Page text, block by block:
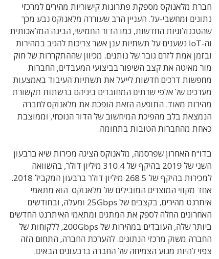
חברת מלאנוקס מספקת פתרונות קישוריות מהירים למרכזי
נתונים ומחשבי-על. העניין הרב שעוררה מלאנוקס נבע מכך
שהטכנולוגיות החדשות, כמו הדור החמישי, הבינה המלאכותית
וה-IoT נשענים על תשתיות ענן אשר צריכות להגיב במהירות
ובזמן אמת לזרם גובר של נותנים. מכיוון שההתקררות של חוק
מור מאיטה את קצב השיפור בביצועי המעבדים, החברות
מחפשות דרכים חדשות לייעל את תשתיות העיבוד באמצעות
מערכים של אלפי שרתים המחוברים ביניהם ברשתות תקשורת
מהירות מאוד. התופעה הזאת הופכת את מלאנוקס לחברה
הנמצאת בלב מהפיכת המיחשוב של הדור הנוכחי, וממוצבת
כאחת מהחברות הטובות בתחומה.
בדו"ח האחרון שפרסמה, מלאנוקס הציגה מכירות שיא ברבעון
השני של 2019 בהיקף של 310.4 מיליון דולר, בהשוואה
למכירות בהיקף של 268.5 מיליון דולר ברבעון המקביל 2018.
אחד מקווי המוצרים המובילים של מלאנוקס הוא מתאמי
איתרנט מהירים, בקצבים של 25Gbps ומעלה, ובחודשים
האחרונים החלה לספק את המתגים ומתאמי האיתרנט החדשים
ביותר שלה, העובדים במהירות של 200Gbps, ללקוחות של
החברה משוק מרכזי הנתונים. להערכת החברה, התחום הזה
צפוי להיות מנוע הצמיחה של החברה ברבעונים הבאים.